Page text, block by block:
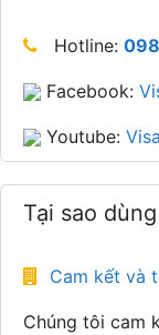
Hotline:
Facebook:
Youtube:
Tại sao
Cam kết và
Chúng tôi cam